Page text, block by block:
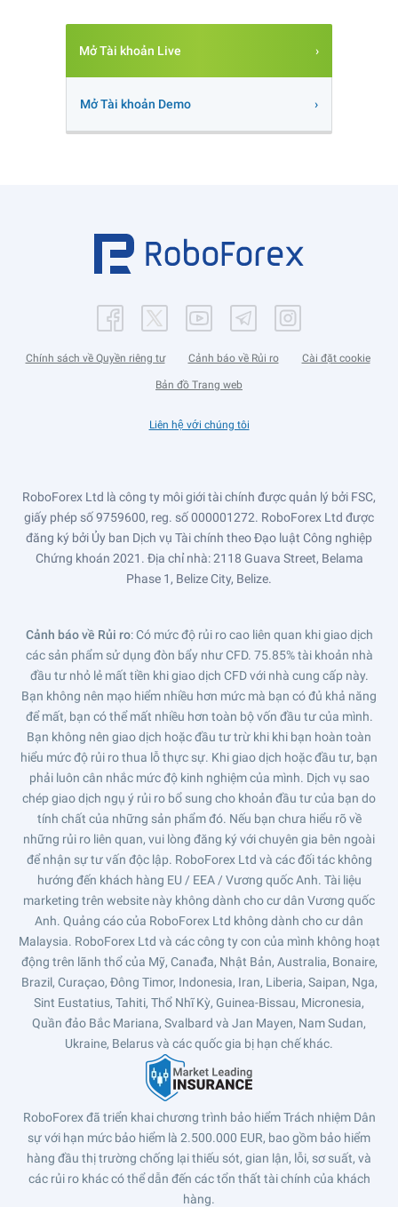
Mở Tài khoản Live
Mở Tài khoản Demo
Chính sách về Quyền riêng tư Cảnh báo về Rủi ro Cài đặt cookie
Bản đồ Trang web
Liên hệ với chúng tôi
RoboForex Ltd là công ty môi giới tài chính được quản lý bởi FSC,
giấy phép số 9759600, reg. số 000001272. RoboForex Ltd được
đăng ký bởi Ủy ban Dịch vụ Tài chính theo Đạo luật Công nghiệp
Chứng khoán 2021. Địa chỉ nhà: 2118 Guava Street, Belama
Phase 1, Belize City, Belize.
Cảnh báo về Rủi ro: Có mức độ rủi ro cao liên quan khi giao dịch
các sản phẩm sử dụng đòn bẩy như CFD. 75.85% tài khoản nhà
đầu tư nhỏ lẻ mất tiền khi giao dịch CFD với nhà cung cấp này.
Bạn không nên mạo hiểm nhiều hơn mức mà bạn có đủ khả năng
để mất, bạn có thể mất nhiều hơn toàn bộ vốn đầu tư của mình.
Bạn không nên giao dịch hoặc đầu tư trừ khi khi bạn hoàn toàn
hiểu mức độ rủi ro thua lỗ thực sự. Khi giao dịch hoặc đầu tư, bạn
phải luôn cân nhắc mức độ kinh nghiệm của mình. Dịch vụ sao
chép giao dịch ngụ ý rủi ro bổ sung cho khoản đầu tư của bạn do
tính chất của những sản phẩm đó. Nếu bạn chưa hiểu rõ về
những rủi ro liên quan, vui lòng đăng ký với chuyên gia bên ngoài
để nhận sự tư vấn độc lập. RoboForex Ltd và các đối tác không
hướng đến khách hàng EU / EEA / Vương quốc Anh. Tài liệu
marketing trên website này không dành cho cư dân Vương quốc
Anh. Quảng cáo của RoboForex Ltd không dành cho cư dân
Malaysia. RoboForex Ltd và các công ty con của mình không hoạt
động trên lãnh thổ của Mỹ, Canađa, Nhật Bản, Australia, Bonaire,
Brazil, Curaçao, Đông Timor, Indonesia, Iran, Liberia, Saipan, Nga,
Sint Eustatius, Tahiti, Thổ Nhĩ Kỳ, Guinea-Bissau, Micronesia,
Quần đảo Bắc Mariana, Svalbard và Jan Mayen, Nam Sudan,
Ukraine, Belarus và các quốc gia bị hạn chế khác.
RoboForex đã triển khai chương trình bảo hiểm Trách nhiệm Dân
sự với hạn mức bảo hiểm là 2.500.000 EUR, bao gồm bảo hiểm
hàng đầu thị trường chống lại thiếu sót, gian lận, lỗi, sơ suất, và
các rủi ro khác có thể dẫn đến các tổn thất tài chính của khách
hàng.